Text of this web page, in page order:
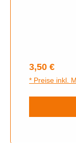
Regulärer
3,50 €
* Preise inkl.